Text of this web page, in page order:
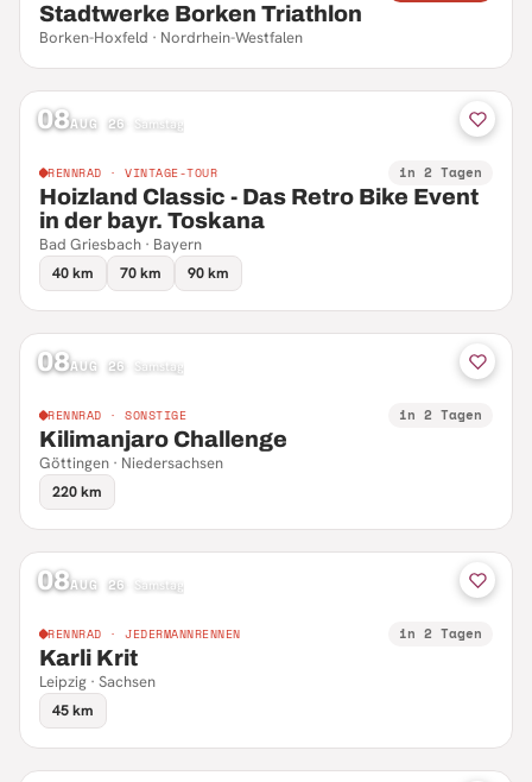
Stadtwerke Borken Triathlon
Borken-Hoxfeld · Nordrhein-Westfalen
08AUG 26 Samstag
RENNRAD · VINTAGE-TOUR in 2 Tagen
Hoizland Classic - Das Retro Bike Event
in der bayr. Toskana
Bad Griesbach · Bayern
40 km
70 km 90 km
08AUG 26 Samstag
RENNRAD · SONSTIGE in 2 Tagen
Kilimanjaro Challenge
Göttingen · Niedersachsen
220 km
08AUG 26 Samstag
RENNRAD · JEDERMANNRENNEN in 2 Tagen
Karli Krit
Leipzig · Sachsen
45 km